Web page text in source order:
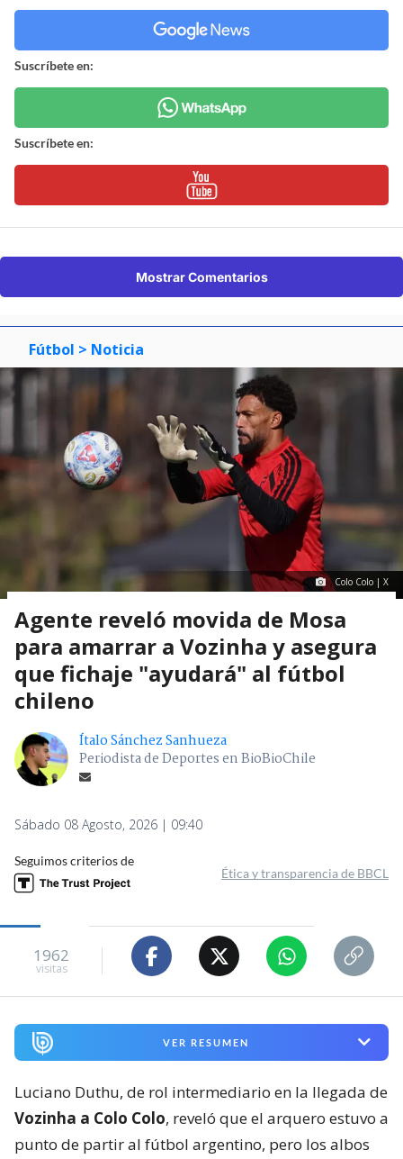
Suscríbete en:
Suscríbete en:
Mostrar Comentarios
Fútbol > Noticia
Colo Colo | X
Agente reveló movida de Mosa
para amarrar a Vozinha y asegura
que fichaje "ayudará" al fútbol
chileno
Ítalo Sánchez Sanhueza
Periodista de Deportes en BioBioChile
Sábado 08 Agosto, 2026 | 09:40
Seguimos criterios de
Ética y transparencia de BBCL
1962
visitas
VER RESUMEN
Luciano Duthu, de rol intermediario en la llegada de
Vozinha a Colo Colo, reveló que el arquero estuvo a
punto de partir al fútbol argentino, pero los albos